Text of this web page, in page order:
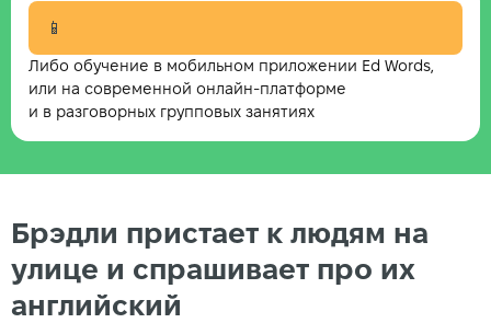
📱
Либо обучение в мобильном приложении Ed Words,
или на современной онлайн-платформе
и в разговорных групповых занятиях
Брэдли пристает к людям на
улице и спрашивает про их
английский